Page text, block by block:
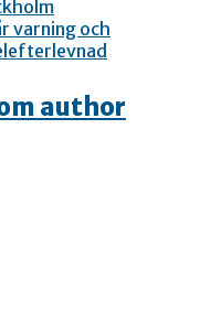
varning och
author